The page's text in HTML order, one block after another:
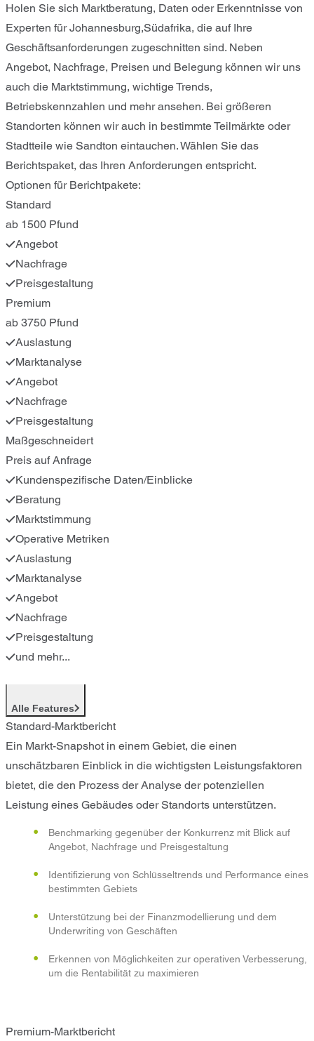
Holen Sie sich Marktberatung, Daten oder Erkenntnisse von
Experten für Johannesburg,Südafrika, die auf Ihre
Geschäftsanforderungen zugeschnitten sind. Neben
Angebot, Nachfrage, Preisen und Belegung können wir uns
auch die Marktstimmung, wichtige Trends,
Betriebskennzahlen und mehr ansehen. Bei größeren
Standorten können wir auch in bestimmte Teilmärkte oder
Stadtteile wie Sandton eintauchen. Wählen Sie das
Berichtspaket, das Ihren Anforderungen entspricht.
Optionen für Berichtpakete:
Standard
ab 1500 Pfund
Angebot
Nachfrage
Preisgestaltung
Premium
ab 3750 Pfund
Auslastung
Marktanalyse
Angebot
Nachfrage
Preisgestaltung
Maßgeschneidert
Preis auf Anfrage
Kundenspezifische Daten/Einblicke
Beratung
Marktstimmung
Operative Metriken
Auslastung
Marktanalyse
Angebot
Nachfrage
Preisgestaltung
und mehr...
Alle Features
Standard-Marktbericht
Ein Markt-Snapshot in einem Gebiet, die einen
unschätzbaren Einblick in die wichtigsten Leistungsfaktoren
bietet, die den Prozess der Analyse der potenziellen
Leistung eines Gebäudes oder Standorts unterstützen.
Benchmarking gegenüber der Konkurrenz mit Blick auf
Angebot, Nachfrage und Preisgestaltung
Identifizierung von Schlüsseltrends und Performance eines
bestimmten Gebiets
Unterstützung bei der Finanzmodellierung und dem
Underwriting von Geschäften
Erkennen von Möglichkeiten zur operativen Verbesserung,
um die Rentabilität zu maximieren
Premium-Marktbericht